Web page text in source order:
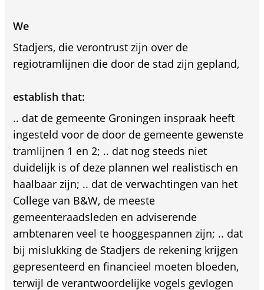
We
Stadjers, die verontrust zijn over de
regiotramlijnen die door de stad zijn gepland,
establish that:
.. dat de gemeente Groningen inspraak heeft
ingesteld voor de door de gemeente gewenste
tramlijnen 1 en 2; .. dat nog steeds niet
duidelijk is of deze plannen wel realistisch en
haalbaar zijn; .. dat de verwachtingen van het
College van B&W, de meeste
gemeenteraadsleden en adviserende
ambtenaren veel te hooggespannen zijn; .. dat
bij mislukking de Stadjers de rekening krijgen
gepresenteerd en financieel moeten bloeden,
terwijl de verantwoordelijke vogels gevlogen